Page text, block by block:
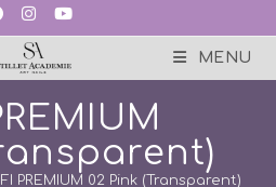
MENU
PREMIUM 02 Pink (Transparent)